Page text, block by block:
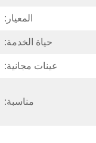
المعيار:
حياة الخدمة:
عينات مجانية:
مناسبة: